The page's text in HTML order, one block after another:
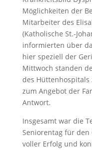
Möglichkeiten der
Mitarbeiter des
(Katholische St.-
informierten über
hier speziell der
Mittwoch standen
des Hüttenhospitals
zum Angebot der
Antwort.
Insgesamt war die
Seniorentag für
voller Erfolg und